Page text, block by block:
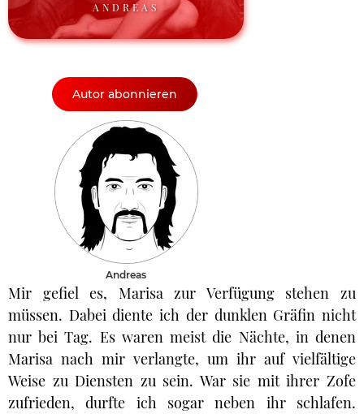
ANDREAS
Autor abonnieren
Andreas
Mir gefiel es, Marisa zur Verfügung stehen zu
müssen. Dabei diente ich der dunklen Gräfin nicht
nur bei Tag. Es waren meist die Nächte, in denen
Marisa nach mir verlangte, um ihr auf vielfältige
Weise zu Diensten zu sein. War sie mit ihrer Zofe
zufrieden, durfte ich sogar neben ihr schlafen.